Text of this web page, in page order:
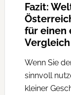
Fazit:
für einen
Vergleich
Wenn Sie
sinnvoll
kleiner